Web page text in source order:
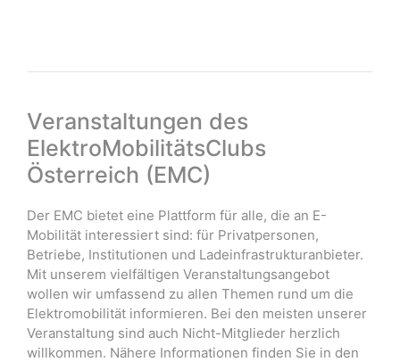
Veranstaltungen des
ElektroMobilitätsClubs
Österreich (EMC)
Der EMC bietet eine Plattform für alle, die an E-
Mobilität interessiert sind: für Privatpersonen,
Betriebe, Institutionen und Ladeinfrastrukturanbieter.
Mit unserem vielfältigen Veranstaltungsangebot
wollen wir umfassend zu allen Themen rund um die
Elektromobilität informieren. Bei den meisten unserer
Veranstaltung sind auch Nicht-Mitglieder herzlich
willkommen. Nähere Informationen finden Sie in den